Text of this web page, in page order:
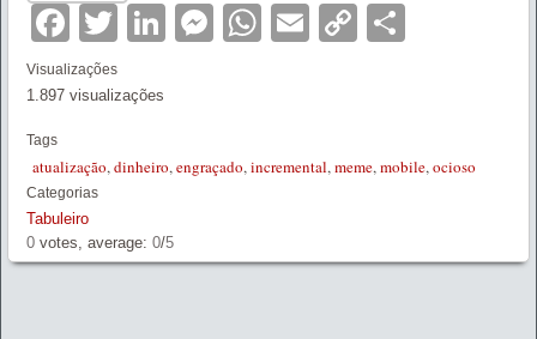
Facebook
TwitterLinkedIn
Messenger
WhatsApp
EmailCopy
Visualizações
1.897 visualizações
Tags
atualização,dinheiro,engraçado,incremental,meme,mobile,ocioso
Categorias
Tabuleiro
0 votes, average: 0/5